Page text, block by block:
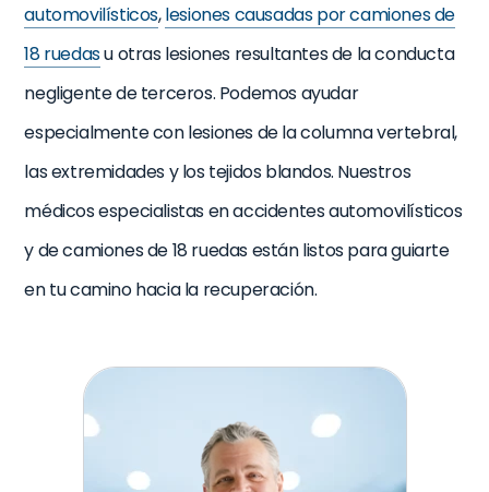
automovilísticos,lesiones causadas por camiones de
18 ruedasu otras lesiones resultantes de la conducta
negligente de terceros. Podemos ayudar
especialmente con lesiones de la columna vertebral,
las extremidades y los tejidos blandos. Nuestros
médicos especialistas en accidentes automovilísticos
y de camiones de 18 ruedas están listos para guiarte
en tu camino hacia la recuperación.